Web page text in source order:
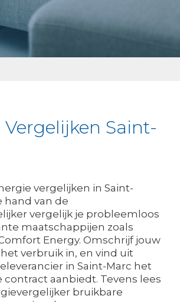
Vergelijken Saint-
vergelijken in Saint-
hand van de
vergelijk je probleemloos
maatschappijen zoals
Energy. Omschrijf jouw
verbruik in, en vind uit
in Saint-Marc het
aanbiedt. Tevens lees
bruikbare